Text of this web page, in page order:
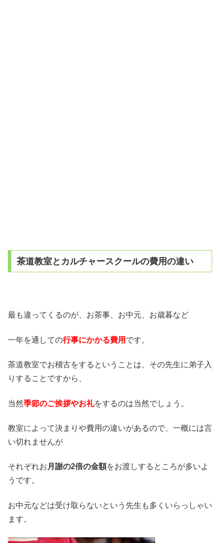
茶道教室とカルチャースクールの費用の違い
最も違ってくるのが、お茶事、お中元、お歳暮など
一年を通しての行事にかかる費用 です。
茶道教室でお稽古をするということは、その先生に弟子入
りすることですから、
当然季節のご挨拶やお礼をするのは当然でしょう。
教室によって決まりや費用の違いがあるので、一概には言
い切れませんが
それぞれお月謝の2倍の金額をお渡しするところが多いよ
うです。
お中元などは受け取らないという先生も多くいらっしゃい
ます。